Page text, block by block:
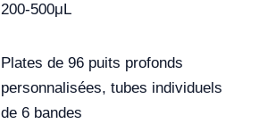
200-500μL
Plates de 96 puits profonds
personnalisées, tubes individuels
de 6 bandes